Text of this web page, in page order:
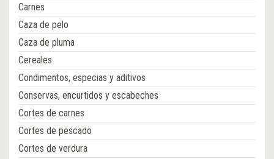
Carnes
Caza de pelo
Caza de pluma
Cereales
Condimentos, especias y aditivos
Conservas, encurtidos y escabeches
Cortes de carnes
Cortes de pescado
Cortes de verdura